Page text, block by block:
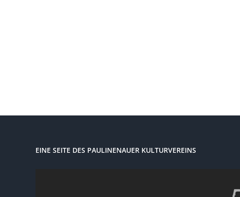
EINE SEITE DES PAULINENAUER KULTURVEREINS